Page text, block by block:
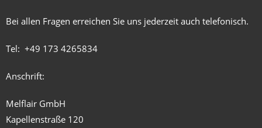
Bei allen Fragen erreichen Sie uns jederzeit auch telefonisch.
Tel: +49 173 4265834
Anschrift:
Melflair GmbH
Kapellenstraße 120